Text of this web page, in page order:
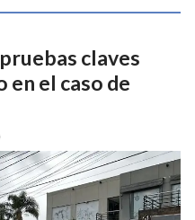
claves
en el caso de